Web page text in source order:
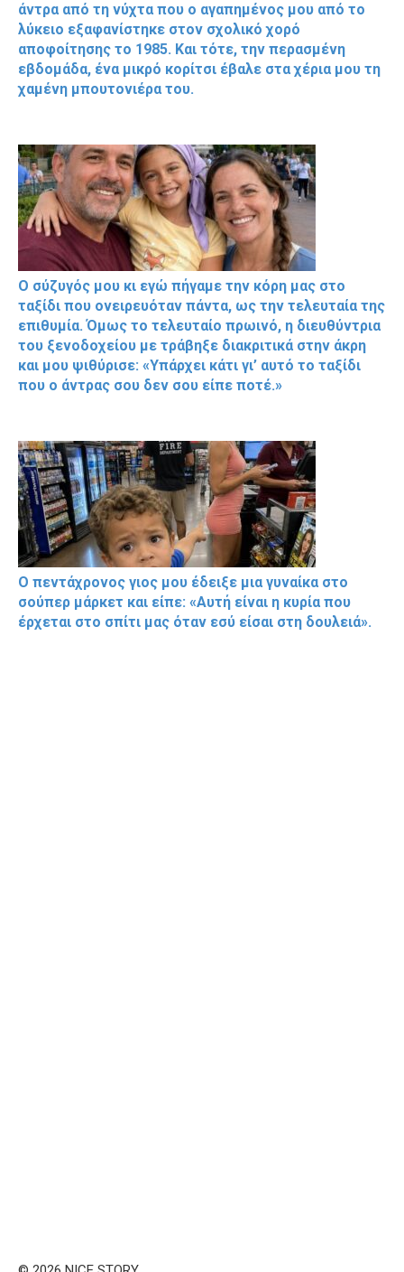
άντρα από τη νύχτα που ο αγαπημένος μου από το
λύκειο εξαφανίστηκε στον σχολικό χορό
αποφοίτησης το 1985. Και τότε, την περασμένη
εβδομάδα, ένα μικρό κορίτσι έβαλε στα χέρια μου τη
χαμένη μπουτονιέρα του.
Ο σύζυγός μου κι εγώ πήγαμε την κόρη μας στο
ταξίδι που ονειρευόταν πάντα, ως την τελευταία της
επιθυμία. Όμως το τελευταίο πρωινό, η διευθύντρια
του ξενοδοχείου με τράβηξε διακριτικά στην άκρη
και μου ψιθύρισε: «Υπάρχει κάτι γι’ αυτό το ταξίδι
που ο άντρας σου δεν σου είπε ποτέ.»
Ο πεντάχρονος γιος μου έδειξε μια γυναίκα στο
σούπερ μάρκετ και είπε: «Αυτή είναι η κυρία που
έρχεται στο σπίτι μας όταν εσύ είσαι στη δουλειά».